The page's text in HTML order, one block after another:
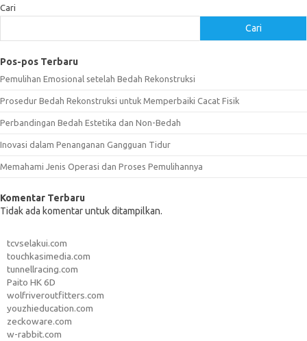
Cari
Cari
Pos-pos Terbaru
Pemulihan Emosional setelah Bedah Rekonstruksi
Prosedur Bedah Rekonstruksi untuk Memperbaiki Cacat Fisik
Perbandingan Bedah Estetika dan Non-Bedah
Inovasi dalam Penanganan Gangguan Tidur
Memahami Jenis Operasi dan Proses Pemulihannya
Komentar Terbaru
Tidak ada komentar untuk ditampilkan.
tcvselakui.com
touchkasimedia.com
tunnellracing.com
Paito HK 6D
wolfriveroutfitters.com
youzhieducation.com
zeckoware.com
w-rabbit.com